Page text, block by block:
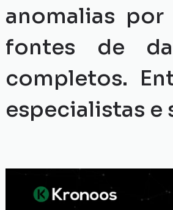
anomalias
fontes de
completos.
especialistas e